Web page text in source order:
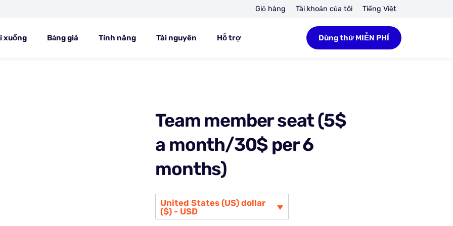
Giỏ hàng Tài khoản của tôi Tiếng Việt
xuống Bảng giá Tính năng Tài nguyên Hỗ trợ Dùng thử MIỄN PHÍ
Team member seat (5$
a month/30$ per 6
months)
United States (US) dollar
($) - USD